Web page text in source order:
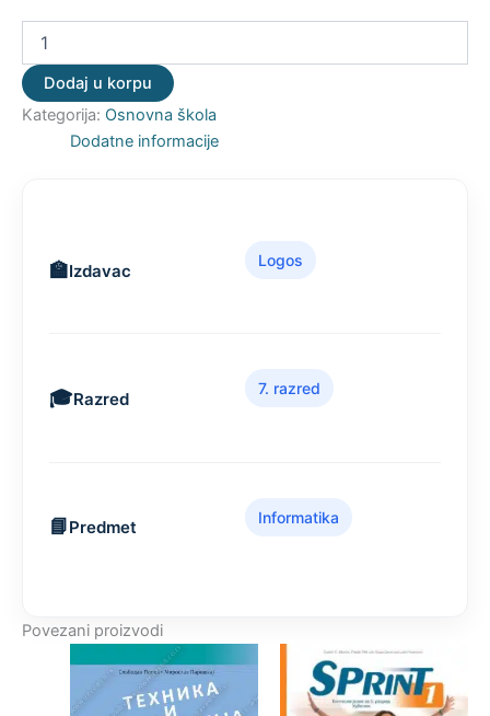
Dodaj u korpu
Kategorija: Osnovna škola
Dodatne informacije
Izdavac
Logos
Razred
7. razred
Predmet
Informatika
Povezani proizvodi